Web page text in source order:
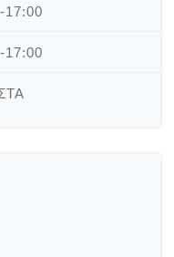
17:00
17:00